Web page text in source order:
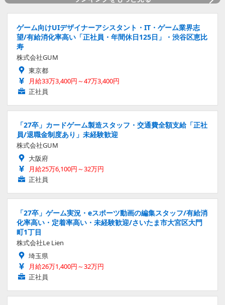
ゲーム向けUIデザイナーアシスタント・IT・ゲーム業界志
望/有給消化率高い「正社員・年間休日125日」・渋谷区恵比
寿
株式会社GUM
東京都
月給33万3,400円～47万3,400円
正社員
「27卒」カードゲーム製造スタッフ・交通費全額支給「正社
員/退職金制度あり」未経験歓迎
株式会社GUM
大阪府
月給25万6,100円～32万円
正社員
「27卒」ゲーム実況・eスポーツ動画の編集スタッフ/有給消
化率高い・定着率高い・未経験歓迎/さいたま市大宮区大門
町1丁目
株式会社Le Lien
埼玉県
月給26万1,400円～32万円
正社員